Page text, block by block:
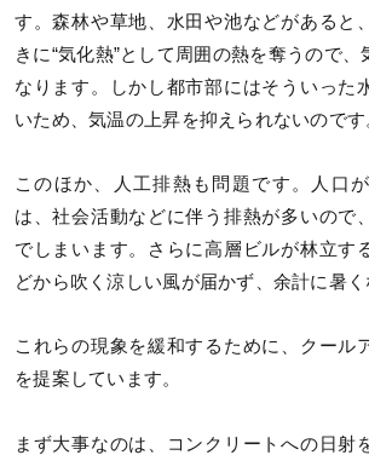
す。森林や草地、水田や池などがあると
きに“気化熱”として周囲の熱を奪うので、
なります。しかし都市部にはそういった
いため、気温の上昇を抑えられないのです
このほか、人工排熱も問題です。人口
は、社会活動などに伴う排熱が多いので
でしまいます。さらに高層ビルが林立す
どから吹く涼しい風が届かず、余計に暑く
これらの現象を緩和するために、クール
を提案しています。
まず大事なのは、コンクリートへの日射